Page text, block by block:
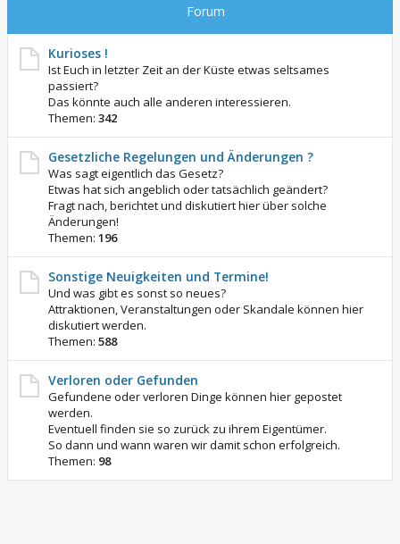
Forum
Kurioses !
Ist Euch in letzter Zeit an der Küste etwas seltsames
passiert?
Das könnte auch alle anderen interessieren.
Themen: 342
Gesetzliche Regelungen und Änderungen ?
Was sagt eigentlich das Gesetz?
Etwas hat sich angeblich oder tatsächlich geändert?
Fragt nach, berichtet und diskutiert hier über solche
Änderungen!
Themen: 196
Sonstige Neuigkeiten und Termine!
Und was gibt es sonst so neues?
Attraktionen, Veranstaltungen oder Skandale können hier
diskutiert werden.
Themen: 588
Verloren oder Gefunden
Gefundene oder verloren Dinge können hier gepostet
werden.
Eventuell finden sie so zurück zu ihrem Eigentümer.
So dann und wann waren wir damit schon erfolgreich.
Themen: 98